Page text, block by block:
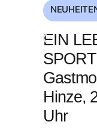
EIN
Hinze,
Uhr